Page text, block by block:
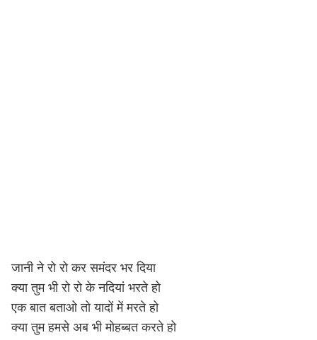
जानी ने रो रो कर समंदर भर दिया
क्या तुम भी रो रो के नदियां भरते हो
एक बात बताओ तो यादों में मरते हो
क्या तुम हमसे अब भी मोहब्बत करते हो